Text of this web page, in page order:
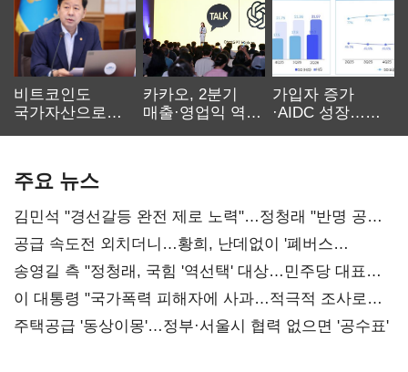
비트코인도
국가자산으로…'
카카오, 2분기
매출·영업익 역대
가입자 증가
·AIDC 성장…
주요 뉴스
김민석 "경선갈등 완전 제로 노력"…정청래 "반명 공세
사과부터"
공급 속도전 외치더니…황희, 난데없이 '폐버스
리모델링' 제안
송영길 측 "정청래, 국힘 '역선택' 대상…민주당 대표로
총선 지휘 못해"
이 대통령 "국가폭력 피해자에 사과…적극적 조사로
진실 밝혀야"
주택공급 '동상이몽'…정부·서울시 협력 없으면 '공수표'